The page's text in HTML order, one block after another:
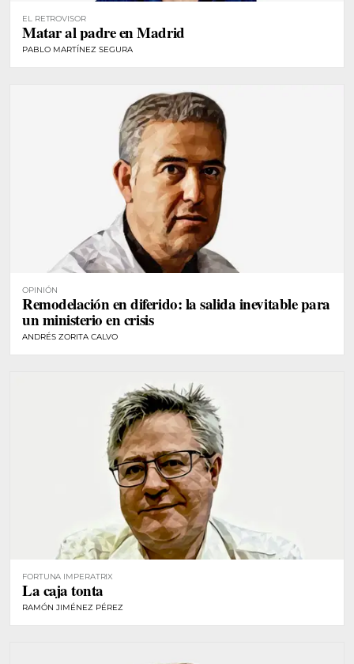
EL RETROVISOR
Matar al padre en Madrid
PABLO MARTÍNEZ SEGURA
OPINIÓN
Remodelación en diferido: la salida inevitable para
un ministerio en crisis
ANDRÉS ZORITA CALVO
FORTUNA IMPERATRIX
La caja tonta
RAMÓN JIMÉNEZ PÉREZ